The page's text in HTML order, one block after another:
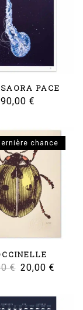
PACE
90,00 €
chance
€ Le
initial
20,00 €
actuel